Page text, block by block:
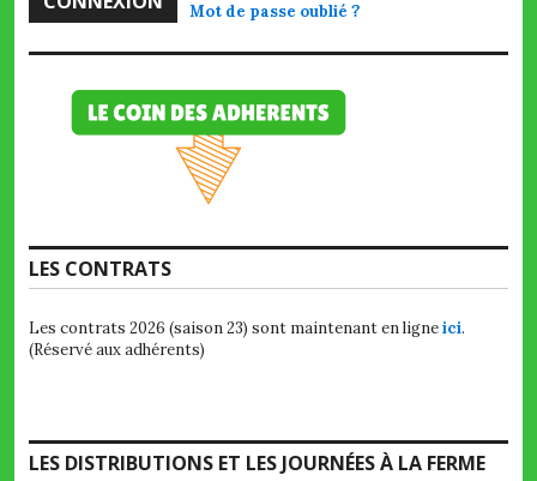
Mot de passe oublié ?
LES CONTRATS
Les contrats 2026 (saison 23) sont maintenant en ligneici.
(Réservé aux adhérents)
LES DISTRIBUTIONS ET LES JOURNÉES À LA FERME